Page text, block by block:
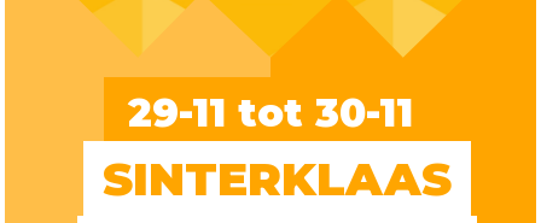
29-11 tot 30-11
SINTERKLAAS